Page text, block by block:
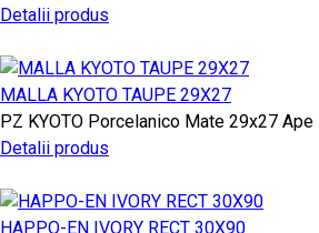
Detalii produs
MALLA KYOTO TAUPE 29X27
PZ KYOTO Porcelanico Mate 29x27 Ape
Detalii produs
HAPPO-EN IVORY RECT 30X90